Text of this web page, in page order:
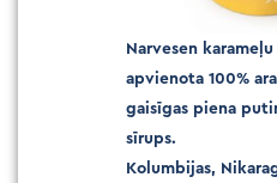
Narvesen
apvienota 100%
gaisīgas piena
sīrups.
Kolumbijas,